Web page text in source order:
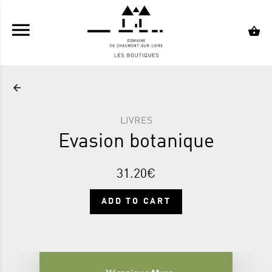
SKIP TO CONTENT
LIVRES
Evasion botanique
31.20€
ADD TO CART